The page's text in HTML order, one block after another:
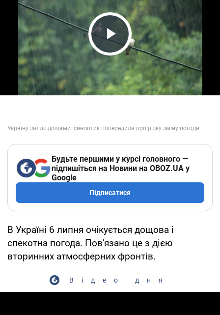
Play Video
Будьте першими у курсі головного —
підпишіться на Новини на OBOZ.UA у
Google
Підписатися
В Україні 6 липня очікується дощова і
спекотна погода. Пов'язано це з дією
вторинних атмосферних фронтів.
Відео дня